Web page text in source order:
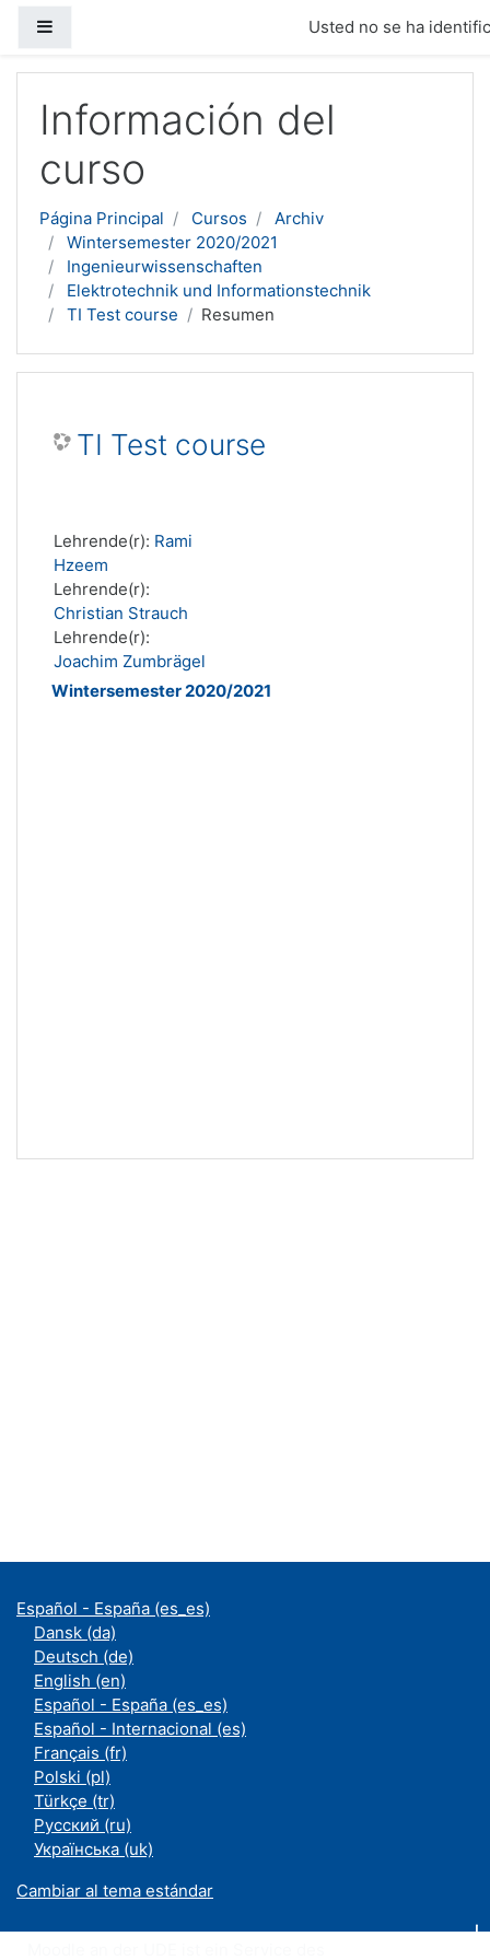
Usted no se ha
Información del
curso
Página Principal Cursos
Archiv
Wintersemester 2020/2021
Ingenieurwissenschaften
Elektrotechnik und Informationstechnik
TI Test course
Resumen
TI Test course
Lehrende(r): Rami
Hzeem
Lehrende(r):
Christian Strauch
Lehrende(r):
Joachim Zumbrägel
Wintersemester 2020/2021
Español - España ‎(es_es)‎
Dansk ‎(da)‎
Deutsch ‎(de)‎
English ‎(en)‎
Español - España ‎(es_es)‎
Español - Internacional ‎(es)‎
Français ‎(fr)‎
Polski ‎(pl)‎
Türkçe ‎(tr)‎
Русский ‎(ru)‎
Українська ‎(uk)‎
Cambiar al tema estándar